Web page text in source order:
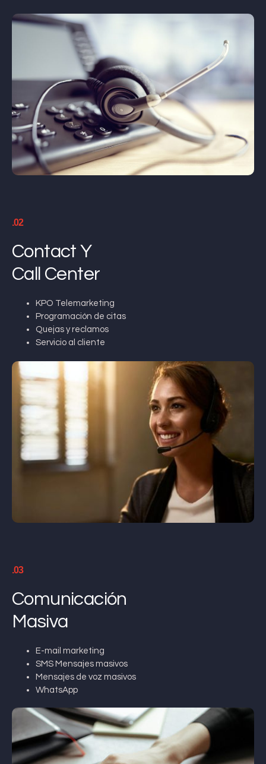
.02
Contact Y
Call Center
KPO Telemarketing
Programación de citas
Quejas y reclamos
Servicio al cliente
.03
Comunicación
Masiva
E-mail marketing
SMS Mensajes masivos
Mensajes de voz masivos
WhatsApp